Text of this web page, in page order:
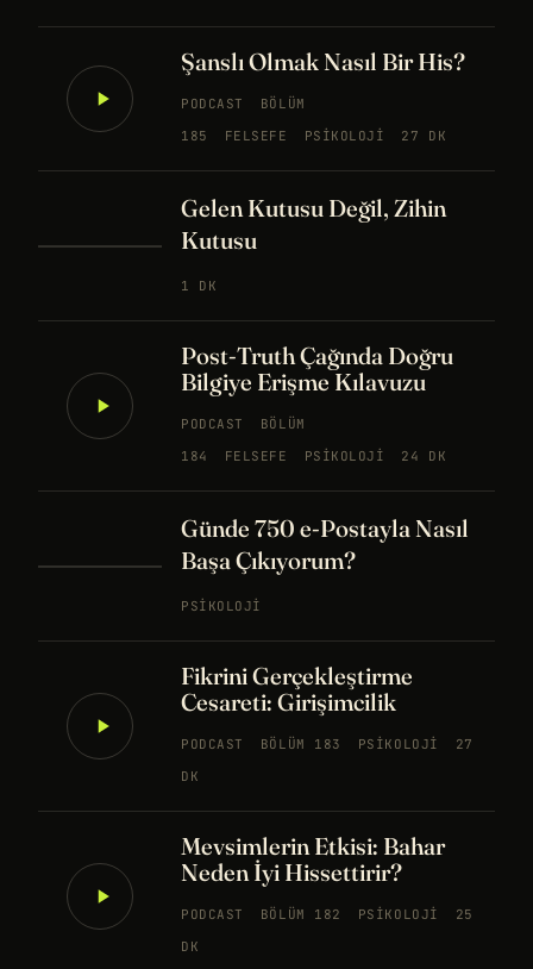
Şanslı Olmak Nasıl Bir His?
PODCAST
BÖLÜM
185
FELSEFE PSIKOLOJI 27 DK
Gelen Kutusu Değil, Zihin
Kutusu
1 DK
Post-Truth Çağında Doğru
Bilgiye Erişme Kılavuzu
PODCAST
BÖLÜM
184
FELSEFE PSIKOLOJI 24 DK
Günde 750 e-Postayla Nasıl
Başa Çıkıyorum?
PSIKOLOJI
Fikrini Gerçekleştirme
Cesareti: Girişimcilik
PODCAST BÖLÜM 183 PSIKOLOJI
27
DK
Mevsimlerin Etkisi: Bahar
Neden İyi Hissettirir?
PODCAST BÖLÜM 182 PSIKOLOJI
25
DK